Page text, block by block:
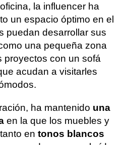
la influencer ha
un espacio óptimo en el
puedan desarrollar sus
una pequeña zona
proyectos con un sofá
acudan a visitarles
ha mantenido una
en la que los muebles y
en tonos blancos